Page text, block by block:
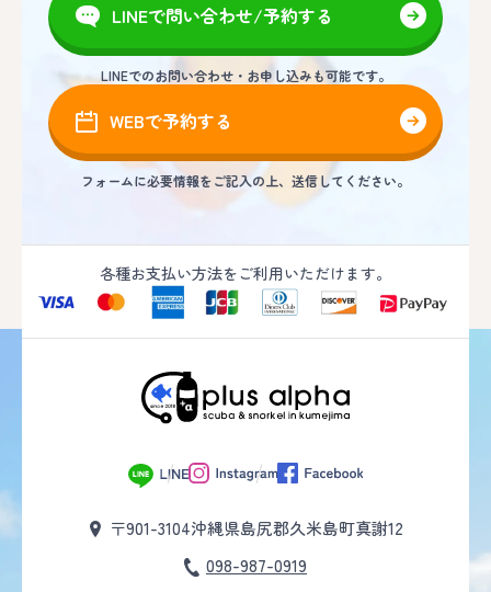
LINEで問い合わせ/予約する
LINEでのお問い合わせ・お申し込みも可能です。
WEBで予約する
フォームに必要情報をご記入の上、送信してください。
各種お支払い方法をご利用いただけます。
〒901-3104沖縄県島尻郡久米島町真謝12
098-987-0919